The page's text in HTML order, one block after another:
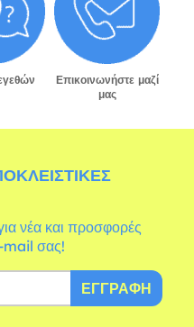
Επικοινωνήστε μαζί
μας
νέα και προσφορές
mail σας!
ΕΓΓΡΑΦΉ